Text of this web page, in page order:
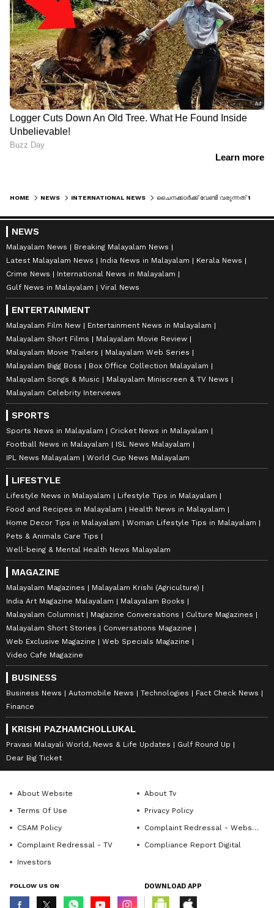
HOME NEWS INTERNATIONAL NEWS
NEWS
Malayalam News
Breaking Malayalam News
Latest Malayalam News
India News in Malayalam
Kerala News
Crime News
International News in Malayalam
Gulf News in Malayalam
Viral News
ENTERTAINMENT
Malayalam Film New
Entertainment News in Malayalam
Malayalam Short Films
Malayalam Movie Review
Malayalam Movie Trailers
Malayalam Web Series
Malayalam Bigg Boss
Box Office Collection Malayalam
Malayalam Songs & Music
Malayalam Miniscreen & TV News
Malayalam Celebrity Interviews
SPORTS
Sports News in Malayalam
Cricket News in Malayalam
Football News in Malayalam
ISL News Malayalam
IPL News Malayalam
World Cup News Malayalam
LIFESTYLE
Lifestyle News in Malayalam
Lifestyle Tips in Malayalam
Food and Recipes in Malayalam
Health News in Malayalam
Home Decor Tips in Malayalam
Woman Lifestyle Tips in Malayalam
Pets & Animals Care Tips
Well-being & Mental Health News Malayalam
MAGAZINE
Malayalam Magazines
Malayalam Krishi (Agriculture)
India Art Magazine Malayalam
Malayalam Books
Malayalam Columnist
Magazine Conversations
Culture Magazines
Malayalam Short Stories
Conversations Magazine
Web Exclusive Magazine
Web Specials Magazine
Video Cafe Magazine
BUSINESS
Business News Automobile News Technologies
Fact Check News
Finance
KRISHI PAZHAMCHOLLUKAL
Pravasi Malayali World, News & Life Updates
Gulf Round Up
Dear Big Ticket
About Website
About Tv
Terms Of Use
Privacy Policy
CSAM Policy
Complaint Redressal - Website
Complaint Redressal - TV
Compliance Report Digital
Investors
FOLLOW US ON DOWNLOAD APP